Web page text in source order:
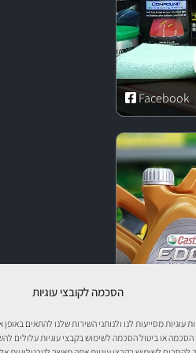
הסכמה לקובצי עוגיות
עוגיות מסייעות לנו ולנותני השירות שלנו להתאים
או ביטול הסכמה לשימוש בקבצי עוגיות עלולים
Facebook